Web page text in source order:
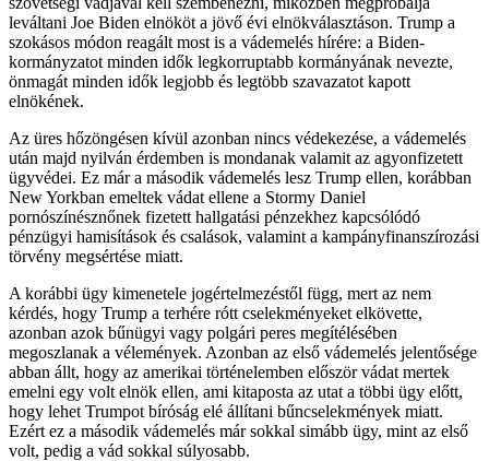
leváltani Joe Biden elnököt a jövő évi elnökválasztáson. Trump a
szokásos módon reagált most is a vádemelés hírére: a Biden-
kormányzatot minden idők legkorruptabb kormányának nevezte,
önmagát minden idők legjobb és legtöbb szavazatot kapott
elnökének.
Az üres hőzöngésen kívül azonban nincs védekezése, a vádemelés
után majd nyilván érdemben is mondanak valamit az agyonfizetett
ügyvédei. Ez már a második vádemelés lesz Trump ellen, korábban
New Yorkban emeltek vádat ellene a Stormy Daniel
pornószínésznőnek fizetett hallgatási pénzekhez kapcsólódó
pénzügyi hamisítások és csalások, valamint a kampányfinanszírozási
törvény megsértése miatt.
A korábbi ügy kimenetele jogértelmezéstől függ, mert az nem
kérdés, hogy Trump a terhére rótt cselekményeket elkövette,
azonban azok bűnügyi vagy polgári peres megítélésében
megoszlanak a vélemények. Azonban az első vádemelés jelentősége
abban állt, hogy az amerikai történelemben először vádat mertek
emelni egy volt elnök ellen, ami kitaposta az utat a többi ügy előtt,
hogy lehet Trumpot bíróság elé állítani bűncselekmények miatt.
Ezért ez a második vádemelés már sokkal simább ügy, mint az első
volt, pedig a vád sokkal súlyosabb.